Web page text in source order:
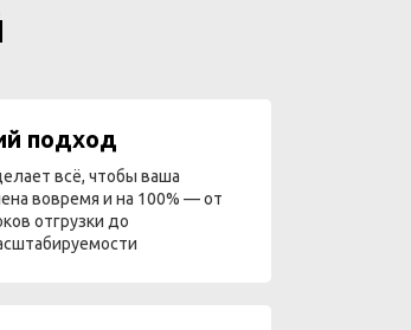
подход
всё, чтобы ваша
вовремя и на 100% — от
отгрузки до